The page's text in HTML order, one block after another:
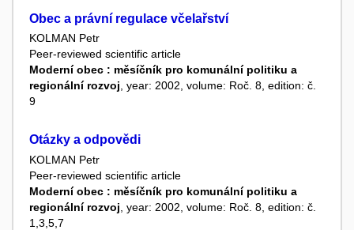
Obec a právní regulace včelařství
KOLMAN Petr
Peer-reviewed scientific article
Moderní obec : měsíčník pro komunální politiku a
regionální rozvoj, year: 2002, volume: Roč. 8, edition: č.
9
Otázky a odpovědi
KOLMAN Petr
Peer-reviewed scientific article
Moderní obec : měsíčník pro komunální politiku a
regionální rozvoj , year: 2002, volume: Roč. 8, edition: č.
1,3,5,7